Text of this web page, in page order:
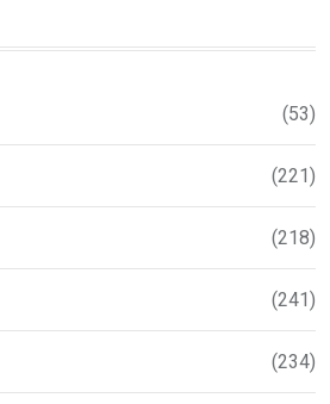
(53)
(221)
(218)
(241)
(234)